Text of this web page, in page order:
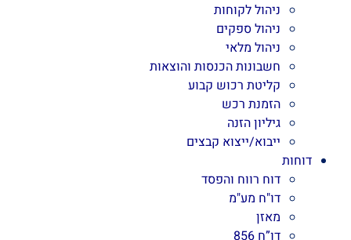
ניהול לקוחות
ניהול ספקים
ניהול מלאי
חשבונות הכנסות והוצאות
קליטת רכוש קבוע
הזמנת רכש
גיליון הזנה
ייבוא/ייצוא קבצים
דוחות
דוח רווח והפסד
דו"ח מע"מ
מאזן